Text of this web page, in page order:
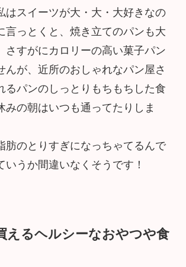
はスイーツが大・大・大好きなの
言っとくと、焼き立てのパンも大
さすがにカロリーの高い菓子パン
んが、近所のおしゃれなパン屋さ
るパンのしっとりもちもちした食
みの朝はいつも通ってたりしま
肪のとりすぎになっちゃてるんで
いうか間違いなくそうです！
えるヘルシーなおやつや食